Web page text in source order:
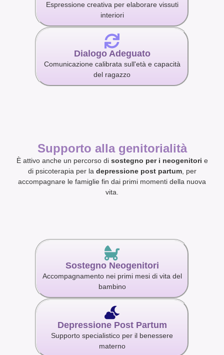
Espressione creativa per elaborare vissuti
interiori
Dialogo Adeguato
Comunicazione calibrata sull'età e capacità
del ragazzo
Supporto alla genitorialità
È attivo anche un percorso di sostegno per i neogenitori e
di psicoterapia per la depressione post partum, per
accompagnare le famiglie fin dai primi momenti della nuova
vita.
Sostegno Neogenitori
Accompagnamento nei primi mesi di vita del
bambino
Depressione Post Partum
Supporto specialistico per il benessere
materno